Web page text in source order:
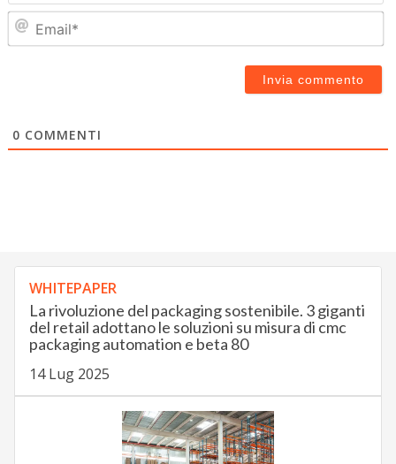
0 COMMENTI
WHITEPAPER
La rivoluzione del packaging sostenibile. 3 giganti
del retail adottano le soluzioni su misura di cmc
packaging automation e beta 80
14 Lug 2025